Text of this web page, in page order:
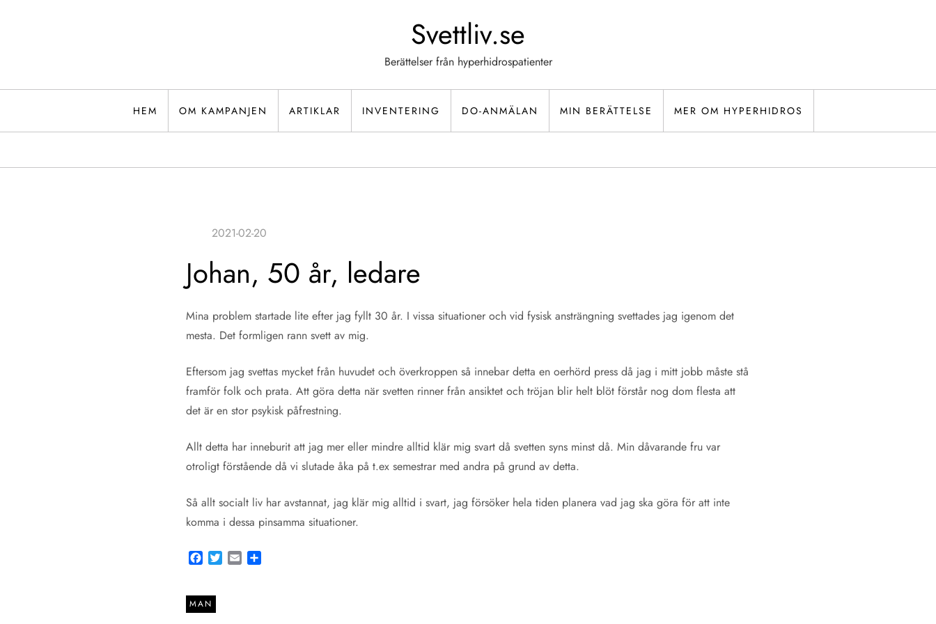
Svettliv.se
Berättelser från hyperhidrospatienter
HEM OM KAMPANJEN ARTIKLAR INVENTERING DO-ANMÄLAN MIN BERÄTTELSE MER OM HYPERHIDROS
Johan, 50 år, ledare
Mina problem startade lite efter jag fyllt 30 år. I vissa situationer och vid fysisk ansträngning svettades jag igenom det
mesta. Det formligen rann svett av mig.
Eftersom jag svettas mycket från huvudet och överkroppen så innebar detta en oerhörd press då jag i mitt jobb måste stå
framför folk och prata. Att göra detta när svetten rinner från ansiktet och tröjan blir helt blöt förstår nog dom flesta att
det är en stor psykisk påfrestning.
Allt detta har inneburit att jag mer eller mindre alltid klär mig svart då svetten syns minst då. Min dåvarande fru var
otroligt förstående då vi slutade åka på t.ex semestrar med andra på grund av detta.
Så allt socialt liv har avstannat, jag klär mig alltid i svart, jag försöker hela tiden planera vad jag ska göra för att inte
komma i dessa pinsamma situationer.
Facebook
TwitterEmailShare
MAN